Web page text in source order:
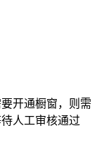
开通橱窗，则需
人工审核通过